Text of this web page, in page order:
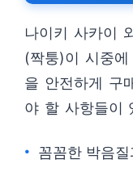
나이키 사카이
(짝퉁)이 시중
을 안전하게 구
야 할 사항들이
꼼꼼한 박음